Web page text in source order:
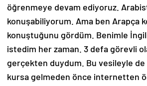
öğrenmeye devam ediyoruz.
konuşabiliyorum. Ama ben Arapça
konuştuğunu gördüm. Benimle
istedim her zaman. 3 defa görevli
gerçekten duydum. Bu vesileyle
kursa gelmeden önce internetten